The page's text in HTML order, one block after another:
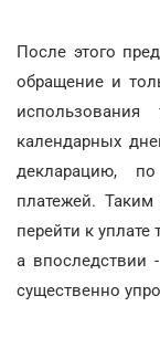
После этого
обращение и
календарных
декларацию,
платежей.
перейти к
а впоследствии
существенно